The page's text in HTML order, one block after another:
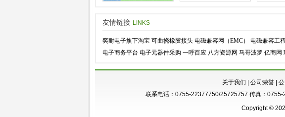
友情链接 LINKS
奕耐电子旗下淘宝 可曲挠橡胶接头 电磁兼容网（EMC） 电磁兼容工
电子商务平台 电子元器件采购 一呼百应 八方资源网 马哥波罗 亿商网
关于我们 公司荣誉|
联系电话：0755-22377750/25725757 传真：
Copyright ©